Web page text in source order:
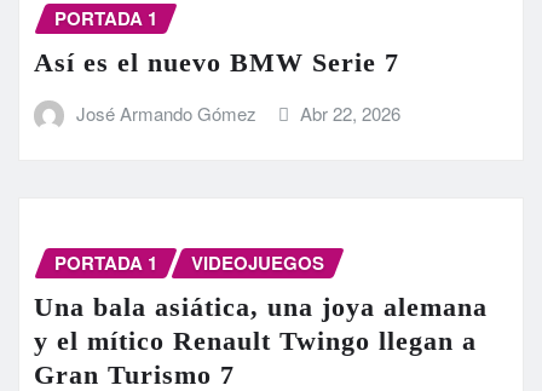
PORTADA 1
Así es el nuevo BMW Serie 7
José Armando Gómez Abr 22, 2026
PORTADA 1 VIDEOJUEGOS
Una bala asiática, una joya alemana
y el mítico Renault Twingo llegan a
Gran Turismo 7